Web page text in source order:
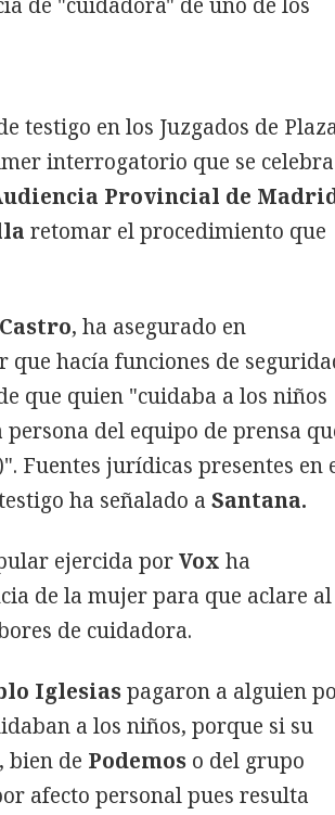
testigo en los Juzgados de
interrogatorio que se celebra
Provincial de
retomar el procedimiento que
, ha asegurado en
que hacía funciones de
que quien "cuidaba a los niños
persona del equipo de prensa
Fuentes jurídicas presentes en
ha señalado a Santana.
ejercida porVox ha
de la mujer para que aclare al
de cuidadora.
Iglesiaspagaron a alguien
a los niños, porque si su
bien de Podemos o del grupo
afecto personal pues resulta